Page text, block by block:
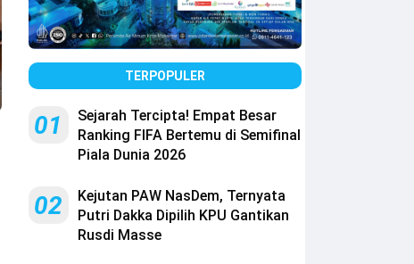
TERPOPULER
01
Sejarah Tercipta! Empat Besar
Ranking FIFA Bertemu di Semifinal
Piala Dunia 2026
02
Kejutan PAW NasDem, Ternyata
Putri Dakka Dipilih KPU Gantikan
Rusdi Masse